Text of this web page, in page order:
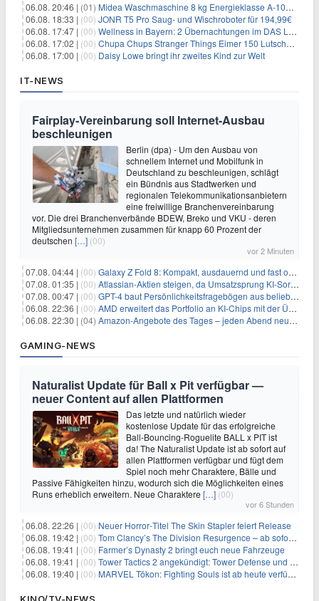
06.08. 20:46 | (01) Midea Waschmaschine 8 kg Energieklasse A-10% 1400 U/Min für 289,97€
06.08. 18:33 | (00) JONR T5 Pro Saug- und Wischroboter für 194,99€
06.08. 17:47 | (00) Wellness in Bayern: 2 Übernachtungen im DAS LUDWIG Sports Resort inkl. HP + Wellness ab 174€ p.P.
06.08. 17:02 | (00) Chupa Chups Stranger Things Eimer 150 Lutscher für 21,95€
06.08. 17:00 | (00) Daisy Lowe bringt ihr zweites Kind zur Welt
IT-NEWS
Fairplay-Vereinbarung soll Internet-Ausbau
beschleunigen
Berlin (dpa) - Um den Ausbau von
schnellem Internet und Mobilfunk in
Deutschland zu beschleunigen, schlägt
ein Bündnis aus Stadtwerken und
regionalen Telekommunikationsanbietern
eine freiwillige Branchenvereinbarung
vor. Die drei Branchenverbände BDEW, Breko und VKU - deren
Mitgliedsunternehmen zusammen für knapp 60 Prozent der
deutschen […] (00)
vor 2 Minuten
07.08. 04:44 | (00) Galaxy Z Fold 8: Kompakt, ausdauernd und fast ohne Falte
07.08. 01:35 | (00) Atlassian-Aktien steigen, da Umsatzsprung KI-Sorgen dämpft
07.08. 00:47 | (00) GPT-4 baut Persönlichkeitsfragebögen aus beliebigen Texten und sagt Antworten voraus
06.08. 22:36 | (00) AMD erweitert das Portfolio an KI-Chips mit der Übernahme von Taalas
06.08. 22:30 | (04) Amazon-Angebote des Tages – jeden Abend neue Deals zum Stöbern
GAMING-NEWS
Naturalist Update für Ball x Pit verfügbar —
neuer Content auf allen Plattformen
Das letzte und natürlich wieder
kostenlose Update für das erfolgreiche
Ball-Bouncing-Roguelite BALL x PIT ist
da! The Naturalist Update ist ab sofort auf
allen Plattformen verfügbar und fügt dem
Spiel noch mehr Charaktere, Bälle und
Passive Fähigkeiten hinzu, wodurch sich die Möglichkeiten eines
Runs erheblich erweitern. Neue Charaktere […] (00)
vor 6 Stunden
06.08. 22:26 | (00) Neuer Horror‑Titel The Skin Stapler feiert Release
06.08. 19:42 | (00) Tom Clancy’s The Division Resurgence – ab sofort für euch verfügbar
06.08. 19:41 | (00) Farmer’s Dynasty 2 bringt euch neue Fahrzeuge
06.08. 19:41 | (00) Tower Tactics 2 angekündigt: Tower Defense und Deckbuilding Kombo kehrt zurück
06.08. 19:40 | (00) MARVEL Tōkon: Fighting Souls ist ab heute verfügbar